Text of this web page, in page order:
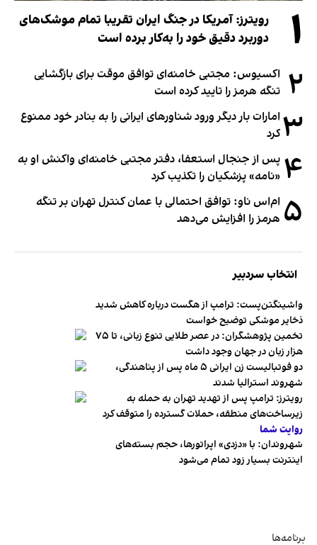
۱
رویترز: آمریکا در جنگ ایران تقریبا تمام موشک‌های
دوربرد دقیق خود را به‌کار برده است
۲ اکسیوس: مجتبی خامنه‌ای توافق موقت برای بازگشایی
تنگه هرمز را تایید کرده است
۳ امارات بار دیگر ورود شناورهای ایرانی را به بنادر خود ممنوع
کرد
۴ پس از جنجال استعفا، دفتر مجتبی خامنه‌ای واکنش او به
«نامه» پزشکیان را تکذیب کرد
۵ ام‌اس ناو: توافق احتمالی با عمان کنترل تهران بر تنگه
هرمز را افزایش می‌دهد
انتخاب سردبیر
واشینگتن‌پست: ترامپ از هگست درباره کاهش شدید
ذخایر موشکی توضیح خواست
تخمین پژوهشگران: در عصر طلایی تنوع زبانی، تا ۷۵
هزار زبان در جهان وجود داشت
دو فوتبالیست زن ایرانی ۵ ماه پس از پناهندگی،
شهروند استرالیا شدند
رویترز: ترامپ پس از تهدید تهران به حمله به
زیرساخت‌های منطقه، حملات گسترده را متوقف کرد
روایت شما
شهروندان:‌ با «دزدی» اپراتورها، حجم بسته‌های
اینترنت بسیار زود تمام می‌شود
برنامه‌ها